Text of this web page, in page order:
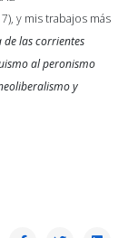
y mis trabajos más
las corrientes
al peronismo
y